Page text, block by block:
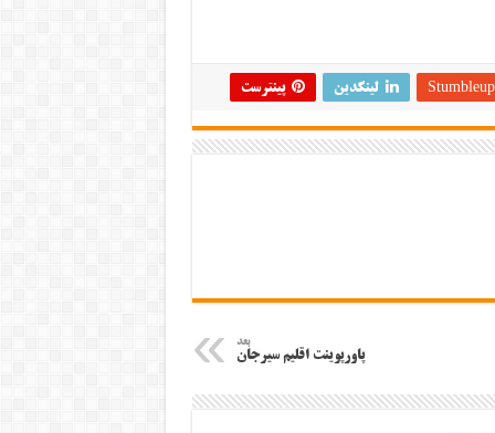
لینکدین پینترست
بعد
پاورپوینت اقلیم سیرجان